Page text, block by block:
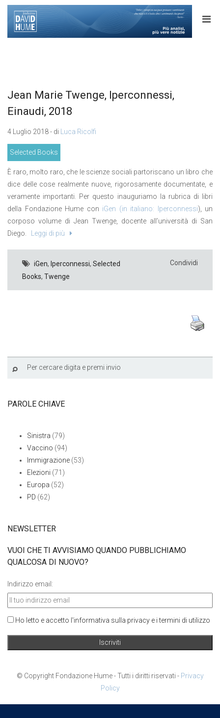
Jean Marie Twenge, Iperconnessi,
Einaudi, 2018
4 Luglio 2018 - di Luca Ricolfi
Selected Books
È raro, molto raro, che le scienze sociali partoriscano un libro che
dice delle cose realmente nuove, rigorosamente documentate, e
veramente importanti. Per questo inauguriamo la rubrica di libri
della Fondazione Hume con iGen (in italiano: Iperconnessi), un
corposo volume di Jean Twenge, docente all’università di San
Diego.
Leggi di più
iGen, Iperconnessi, Selected
Books, Twenge
Condividi
PAROLE CHIAVE
Sinistra (79)
Vaccino (94)
Immigrazione (53)
Elezioni (71)
Europa (52)
PD (62)
NEWSLETTER
VUOI CHE TI AVVISIAMO QUANDO PUBBLICHIAMO
QUALCOSA DI NUOVO?
Indirizzo email:
Ho letto e accetto l'informativa sulla privacy e i termini di utilizzo
© Copyright Fondazione Hume - Tutti i diritti riservati - Privacy
Policy